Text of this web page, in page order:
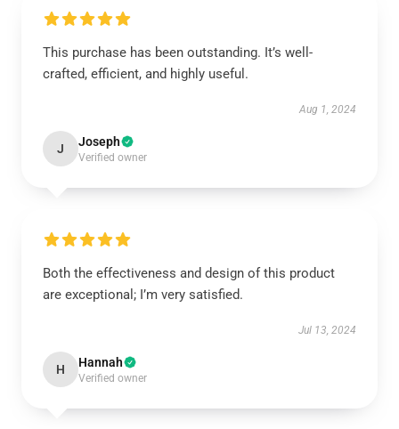
This purchase has been outstanding. It’s well-
crafted, efficient, and highly useful.
Aug 1, 2024
J Joseph
Verified owner
Both the effectiveness and design of this product
are exceptional; I’m very satisfied.
Jul 13, 2024
H Hannah
Verified owner